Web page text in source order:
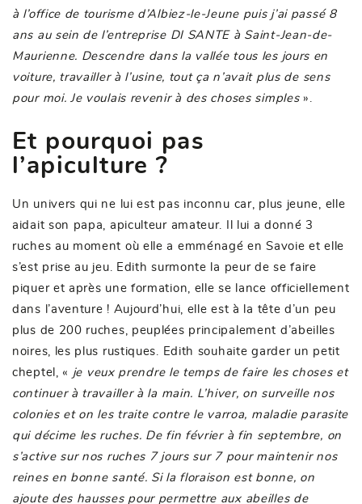
à l’office de tourisme d’Albiez-le-Jeune puis j’ai passé 8
ans au sein de l’entreprise DI SANTE à Saint-Jean-de-
Maurienne. Descendre dans la vallée tous les jours en
voiture, travailler à l’usine, tout ça n’avait plus de sens
pour moi. Je voulais revenir à des choses simples».
Et pourquoi pas
l’apiculture ?
Un univers qui ne lui est pas inconnu car, plus jeune, elle
aidait son papa, apiculteur amateur. Il lui a donné 3
ruches au moment où elle a emménagé en Savoie et elle
s’est prise au jeu. Edith surmonte la peur de se faire
piquer et après une formation, elle se lance officiellement
dans l’aventure ! Aujourd’hui, elle est à la tête d’un peu
plus de 200 ruches, peuplées principalement d’abeilles
noires, les plus rustiques. Edith souhaite garder un petit
cheptel, « je veux prendre le temps de faire les choses et
continuer à travailler à la main. L’hiver, on surveille nos
colonies et on les traite contre le varroa, maladie parasite
qui décime les ruches. De fin février à fin septembre, on
s’active sur nos ruches 7 jours sur 7 pour maintenir nos
reines en bonne santé. Si la floraison est bonne, on
ajoute des hausses pour permettre aux abeilles de